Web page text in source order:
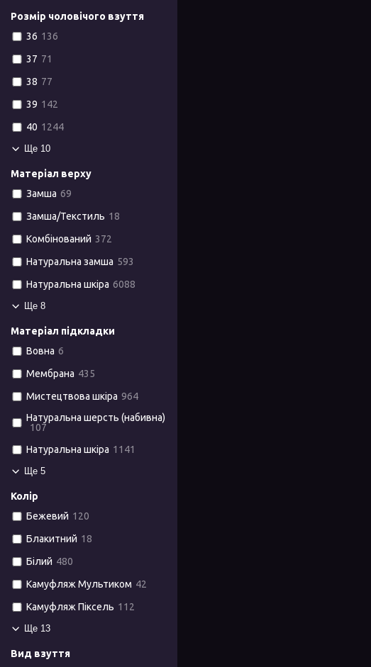
Розмір чоловічого взуття
36 136
37 71
38 77
39 142
40 1244
Ще 10
Матеріал верху
Замша 69
Замша/Текстиль 18
Комбінований 372
Натуральна замша 593
Натуральна шкіра 6088
Ще 8
Матеріал підкладки
Вовна 6
Мембрана 435
Мистецтвова шкіра 964
Натуральна шерсть (набивна)
107
Натуральна шкіра 1141
Ще 5
Колір
Бежевий 120
Блакитний 18
Білий 480
Камуфляж Мультиком 42
Камуфляж Піксель 112
Ще 13
Вид взуття